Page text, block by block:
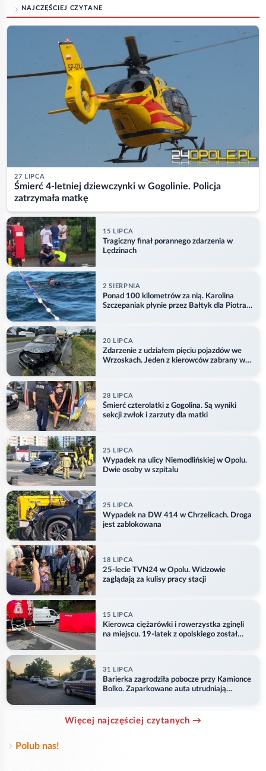
NAJCZĘŚCIEJ CZYTANE
27 LIPCA
Śmierć 4-letniej dziewczynki w Gogolinie. Policja
zatrzymała matkę
15 LIPCA
Tragiczny finał porannego zdarzenia w
Lędzinach
2 SIERPNIA
Ponad 100 kilometrów za nią. Karolina
Szczepaniak płynie przez Bałtyk dla Piotra.
20 LIPCA
Zdarzenie z udziałem pięciu pojazdów we
Wrzoskach. Jeden z kierowców zabrany w
28 LIPCA
Śmierć czterolatki z Gogolina. Są wyniki
sekcji zwłok i zarzuty dla matki
25 LIPCA
Wypadek na ulicy Niemodlińskiej w Opolu.
Dwie osoby w szpitalu
25 LIPCA
Wypadek na DW 414 w Chrzelicach. Droga
jest zablokowana
18 LIPCA
25-lecie TVN24 w Opolu. Widzowie
zaglądają za kulisy pracy stacji
15 LIPCA
Kierowca ciężarówki i rowerzystka zginęli
na miejscu. 19-latek z opolskiego został
31 LIPCA
Barierka zagrodziła pobocze przy Kamionce
Bolko. Zaparkowane auta utrudniają
Więcej najczęściej czytanych →
Polub nas!